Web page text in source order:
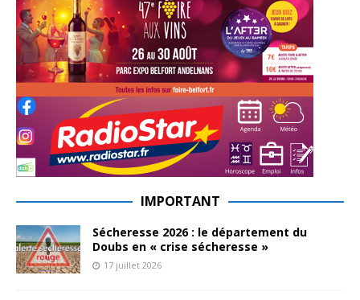
IMPORTANT
Sécheresse 2026 : le département du
Doubs en « crise sécheresse »
17 juillet 2026